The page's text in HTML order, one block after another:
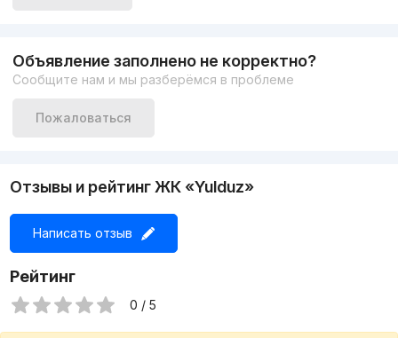
Объявление заполнено не корректно?
Сообщите нам и мы разберёмся в проблеме
Пожаловаться
Отзывы и рейтинг ЖК «Yulduz»
Написать отзыв
Рейтинг
0 / 5